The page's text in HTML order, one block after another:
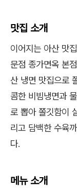
맛집 소개
이어지는 아산 맛
문점 종가면옥 본
산 냉면 맛집으로
콤한 비빔냉면과
로 뽑아 쫄깃함이
리고 담백한 수육
다.
메뉴 소개